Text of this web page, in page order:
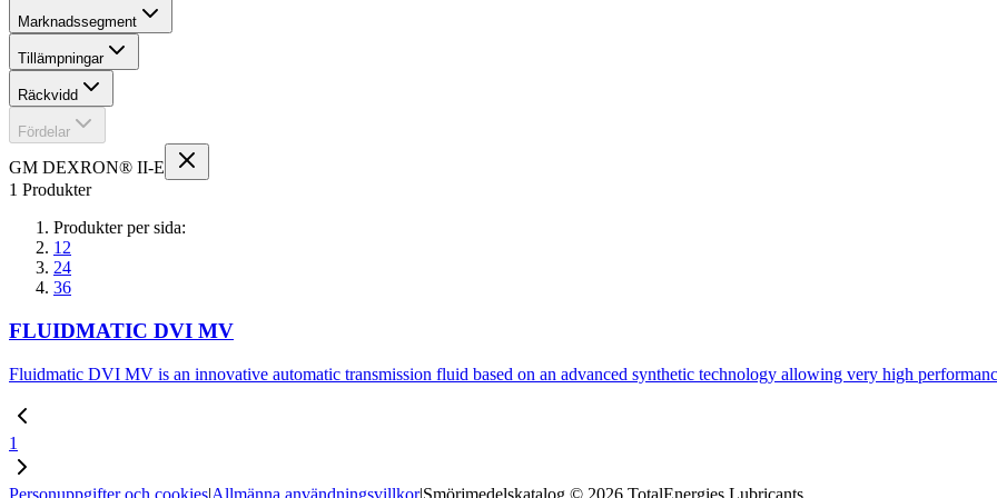
Marknadssegment
Tillämpningar
Räckvidd
Fördelar
GM DEXRON® II-E
1 Produkter
Produkter per sida:
12
24
36
FLUIDMATIC DVI MV
Fluidmatic DVI MV is an innovative automatic transmission fluid based on an advanced synthetic technology allowing very high
1
Personuppgifter och cookies|Allmänna användningsvillkor|Smörjmedelskatalog © 2026 TotalEnergies Lubricants